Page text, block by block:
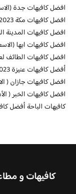
افضل كافيهات جدة
افضل كافيهات مكة 2023
افضل كافيهات المدينة
افضل كافيهات ابها
افضل كافيهات الطائف لعام
أفضل كافيهات عنيزة 2023
افضل كافيهات جازان (
افضل كافيهات الخبر (
كافيهات الباحة أفضل
كافيهات و